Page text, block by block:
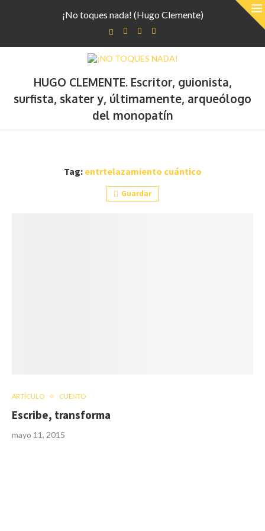
¡No toques nada! (Hugo Clemente)
HUGO CLEMENTE. Escritor, guionista,
surfista, skater y, últimamente, arqueólogo
del monopatín
Tag: entrtelazamiento cuántico
Guardar
ARTÍCULO CUENTO
Escribe, transforma
mayo 11, 2015